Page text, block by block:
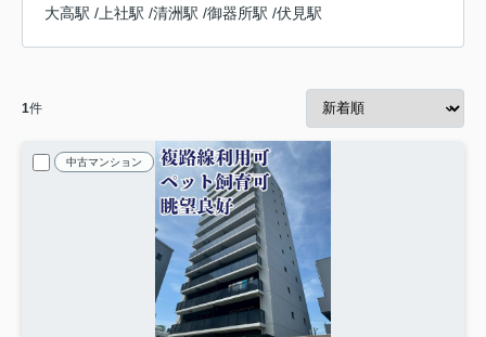
大高駅 / 上社駅 /清洲駅 /御器所駅 /伏見駅
1件
中古マンション